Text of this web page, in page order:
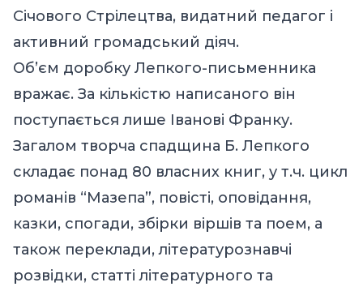
Січового Стрілецтва, видатний педагог і
активний громадський діяч.
Об’єм доробку Лепкого-письменника
вражає. За кількістю написаного він
поступається лише Іванові Франку.
Загалом творча спадщина Б. Лепкого
складає понад 80 власних книг, у т.ч. цикл
романів “Мазепа”, повісті, оповідання,
казки, спогади, збірки віршів та поем, а
також переклади, літературознавчі
розвідки, статті літературного та